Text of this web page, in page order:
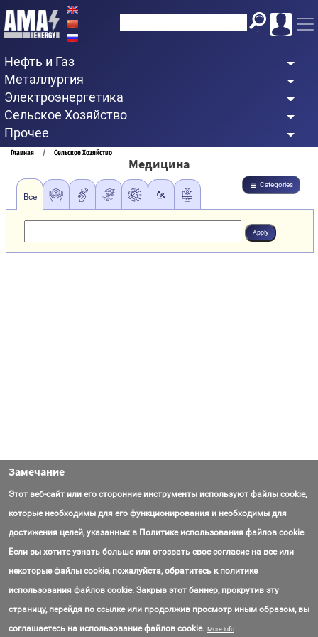
Перейти
к
содержанию
Нефть и Газ
Металлургия
Электроэнергетика
Сельское Хозяйство
Прочее
Строка
Главная Сельское Хозяйство
Медицина
Categories
Все
Контакты Вопросы Об AmasEnergy Соглашение об использовании
Замечание
Этот веб-сайт или его сторонние инструменты используют файлы cookie,
которые необходимы для его функционирования и необходимы для
достижения целей, указанных в Политике использования файлов cookie.
Если вы хотите узнать больше или отозвать свое согласие на все или
некоторые файлы cookie, пожалуйста, обратитесь к политике
использования файлов cookie. Закрыв этот баннер, прокрутив эту
страницу, перейдя по ссылке или продолжив просмотр иным образом, вы
соглашаетесь на использование файлов cookie. More info